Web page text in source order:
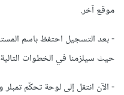
موقع آخر.
حيث سيلزمنا في الخطوات التالية.